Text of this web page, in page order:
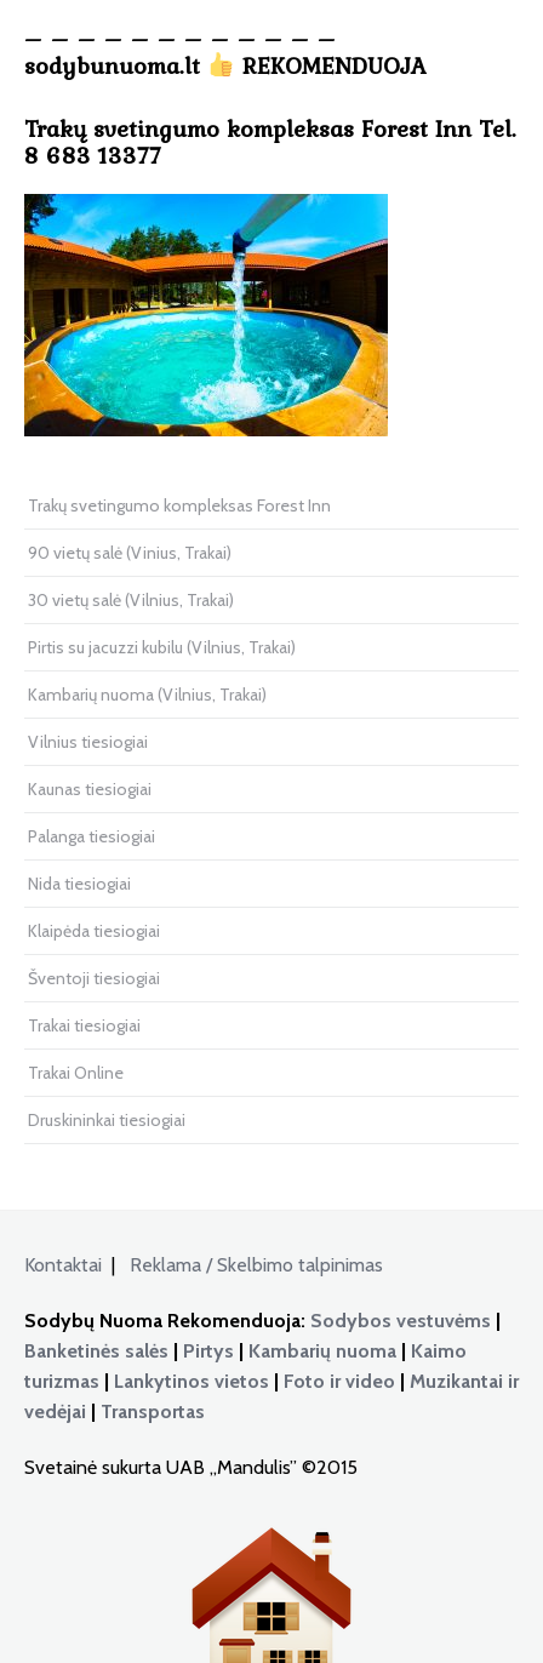
– – – – – – – – – – – –
sodybunuoma.lt
REKOMENDUOJA
Trakų svetingumo kompleksas Forest Inn Tel.
8 683 13377
Trakų svetingumo kompleksas Forest Inn
90 vietų salė (Vinius, Trakai)
30 vietų salė (Vilnius, Trakai)
Pirtis su jacuzzi kubilu (Vilnius, Trakai)
Kambarių nuoma (Vilnius, Trakai)
Vilnius tiesiogiai
Kaunas tiesiogiai
Palanga tiesiogiai
Nida tiesiogiai
Klaipėda tiesiogiai
Šventoji tiesiogiai
Trakai tiesiogiai
Trakai Online
Druskininkai tiesiogiai
Kontaktai | Reklama / Skelbimo talpinimas
Sodybų Nuoma Rekomenduoja: Sodybos vestuvėms |
Banketinės salės | Pirtys | Kambarių nuoma | Kaimo
turizmas | Lankytinos vietos | Foto ir video | Muzikantai ir
vedėjai | Transportas
Svetainė sukurta UAB „Mandulis” ©2015